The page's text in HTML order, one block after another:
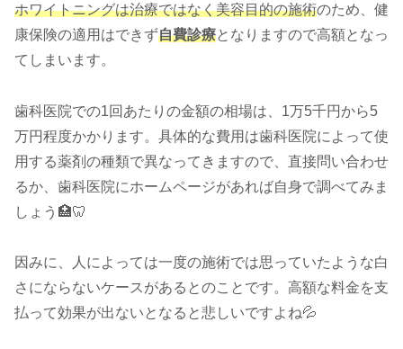
ホワイトニングは治療ではなく美容目的の施術のため、健
康保険の適用はできず自費診療となりますので高額となっ
てしまいます。
歯科医院での1回あたりの金額の相場は、1万5千円から5
万円程度かかります。具体的な費用は歯科医院によって使
用する薬剤の種類で異なってきますので、直接問い合わせ
るか、歯科医院にホームページがあれば自身で調べてみま
しょう🏥🦷
因みに、人によっては一度の施術では思っていたような白
さにならないケースがあるとのことです。高額な料金を支
払って効果が出ないとなると悲しいですよね💦